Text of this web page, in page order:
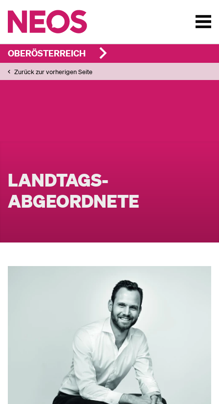
OBERÖSTERREICH
Zurück zur vorherigen Seite
LANDTAGS­
ABGEORDNETE